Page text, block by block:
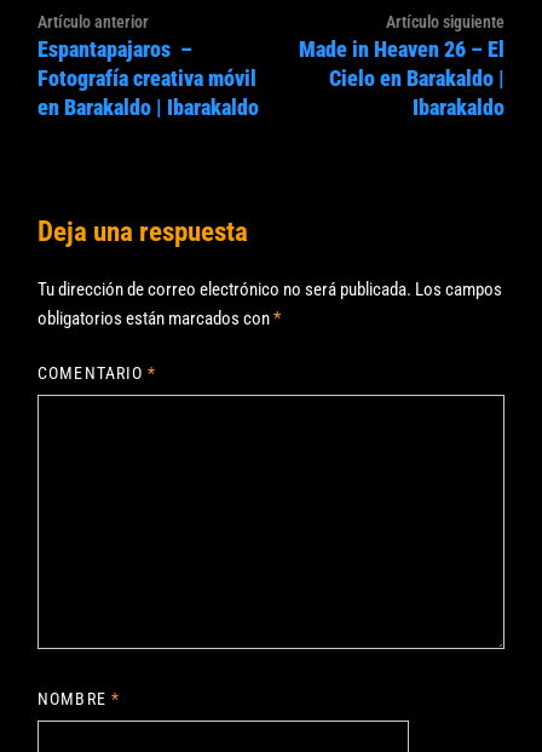
Navegación
de
entradas
Artículo anteriorArtículo
anterior:
Espantapajaros –
Fotografía creativa móvil
en Barakaldo | Ibarakaldo
Artículo siguiente
Made in Heaven 26 – El
Cielo en Barakaldo |
Ibarakaldo
Deja una respuesta
Tu dirección de correo electrónico no será publicada. Los campos
obligatorios están marcados con*
COMENTARIO*
NOMBRE *